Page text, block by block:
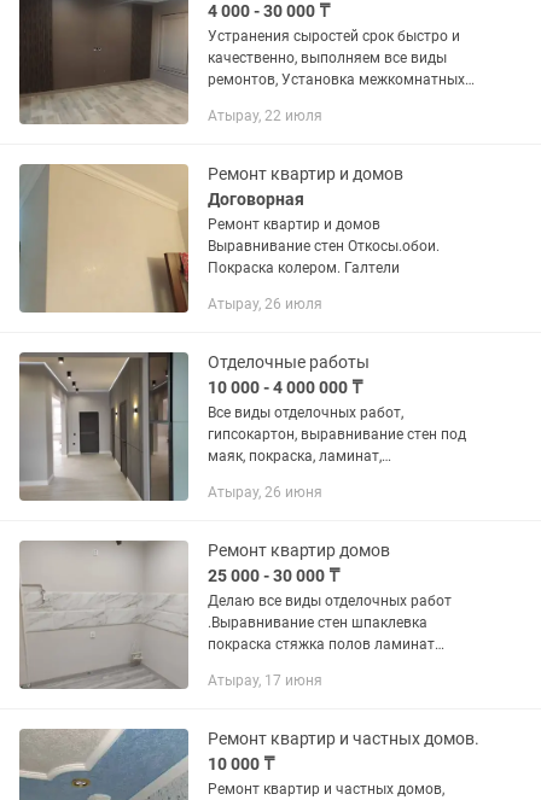
4 000 - 30 000 ₸
Устранения сыростей срок быстро и
качественно, выполняем все виды
ремонтов, Установка межкомнатных
работы, гипсокартон, ламинат, кафель,
Атырау, 22 июля
Ремонт квартир и домов
Договорная
Ремонт квартир и домов
Выравнивание стен Откосы.обои.
Покраска колером. Галтели
Атырау, 26 июля
Отделочные работы
10 000 - 4 000 000 ₸
Все виды отделочных работ,
гипсокартон, выравнивание стен под
маяк, покраска, ламинат,
установка дверей межкомнатные и
Атырау, 26 июня
Ремонт квартир домов
25 000 - 30 000 ₸
Делаю все виды отделочных работ
.Выравнивание стен шпаклевка
покраска стяжка полов ламинат
сантехника электрика .
Атырау, 17 июня
Ремонт квартир и частных домов.
10 000 ₸
Ремонт квартир и частных домов,